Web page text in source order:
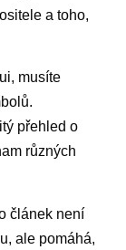
a toho,
musíte
přehled o
různých
článek není
ale pomáhá,